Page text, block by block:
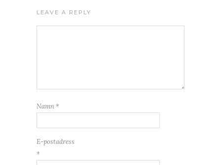
LEAVE A REPLY
Namn *
E-postadress
*